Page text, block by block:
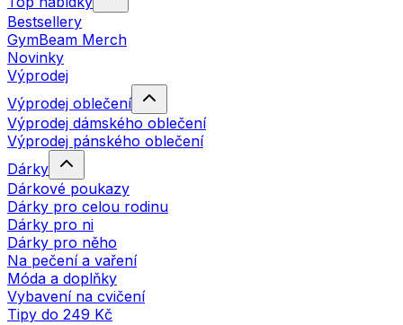
Bestsellery
GymBeam Merch
Novinky
Výprodej
Výprodej oblečení
Výprodej dámského oblečení
Výprodej pánského oblečení
Dárky
Dárkové poukazy
Dárky pro celou rodinu
Dárky pro ni
Dárky pro něho
Na pečení a vaření
Móda a doplňky
Vybavení na cvičení
Tipy do 249 Kč